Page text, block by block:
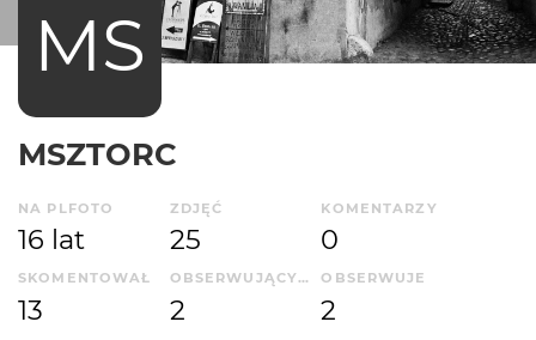
MS
MSZTORC
NA PLFOTO
16 lat
ZDJĘĆ
25
KOMENTARZY
0
SKOMENTOWAŁ
13
OBSERWUJĄCYCH
2
OBSERWUJE
2